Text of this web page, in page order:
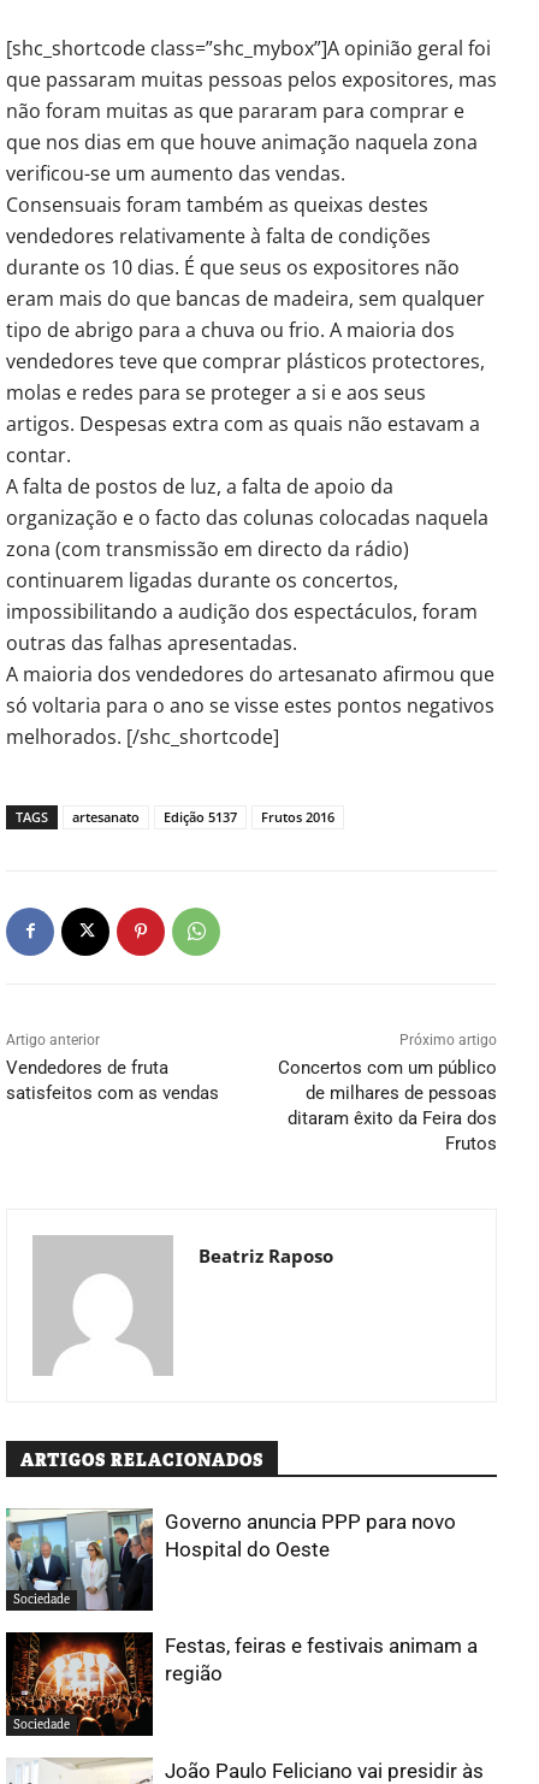
[shc_shortcode class=”shc_mybox”]A opinião geral foi
que passaram muitas pessoas pelos expositores, mas
não foram muitas as que pararam para comprar e
que nos dias em que houve animação naquela zona
verificou-se um aumento das vendas.
Consensuais foram também as queixas destes
vendedores relativamente à falta de condições
durante os 10 dias. É que seus os expositores não
eram mais do que bancas de madeira, sem qualquer
tipo de abrigo para a chuva ou frio. A maioria dos
vendedores teve que comprar plásticos protectores,
molas e redes para se proteger a si e aos seus
artigos. Despesas extra com as quais não estavam a
contar.
A falta de postos de luz, a falta de apoio da
organização e o facto das colunas colocadas naquela
zona (com transmissão em directo da rádio)
continuarem ligadas durante os concertos,
impossibilitando a audição dos espectáculos, foram
outras das falhas apresentadas.
A maioria dos vendedores do artesanato afirmou que
só voltaria para o ano se visse estes pontos negativos
melhorados. [/shc_shortcode]
TAGS artesanato Edição 5137 Frutos 2016
Artigo anterior
Vendedores de fruta
satisfeitos com as vendas
Próximo artigo
Concertos com um público
de milhares de pessoas
ditaram êxito da Feira dos
Frutos
Beatriz Raposo
ARTIGOS RELACIONADOS
Sociedade
Governo anuncia PPP para novo
Hospital do Oeste
Sociedade
Festas, feiras e festivais animam a
região
João Paulo Feliciano vai presidir às